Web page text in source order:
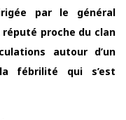
par le général
réputé proche du clan
autour d’un
fébrilité qui s’est